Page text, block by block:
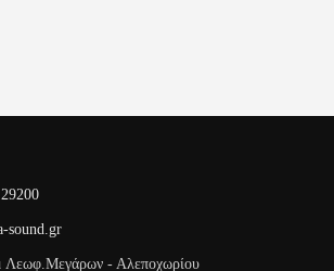
sound.gr
Λεωφ.Μεγάρων - Αλεποχωρίου